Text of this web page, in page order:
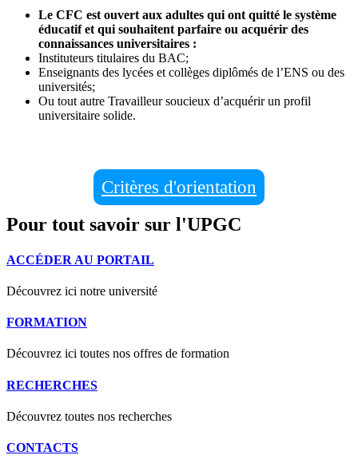
Le CFC est ouvert aux adultes qui ont quitté le système
éducatif et qui souhaitent parfaire ou acquérir des
connaissances universitaires :
Instituteurs titulaires du BAC;
Enseignants des lycées et collèges diplômés de l’ENS ou des
universités;
Ou tout autre Travailleur soucieux d’acquérir un profil
universitaire solide.
Critères d'orientation
Pour tout savoir sur l'UPGC
ACCÉDER AU PORTAIL
Découvrez ici notre université
FORMATION
Découvrez ici toutes nos offres de formation
RECHERCHES
Découvrez toutes nos recherches
CONTACTS